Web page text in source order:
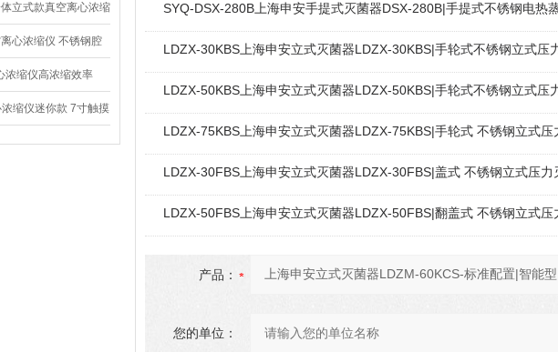
立式款真空离心浓缩
心浓缩仪 不锈钢腔
浓缩仪高浓缩效率
缩仪迷你款 7寸触摸
SYQ-DSX-280B上海申安手提式灭菌器DSX-280B|手提式不锈钢电热
LDZX-30KBS上海申安立式灭菌器LDZX-30KBS|手轮式不锈钢立式压
LDZX-50KBS上海申安立式灭菌器LDZX-50KBS|手轮式不锈钢立式压
LDZX-75KBS上海申安立式灭菌器LDZX-75KBS|手轮式 不锈钢立式
LDZX-30FBS上海申安立式灭菌器LDZX-30FBS|盖式 不锈钢立式压力
LDZX-50FBS上海申安立式灭菌器LDZX-50FBS|翻盖式 不锈钢立式压
产品：
您的单位：